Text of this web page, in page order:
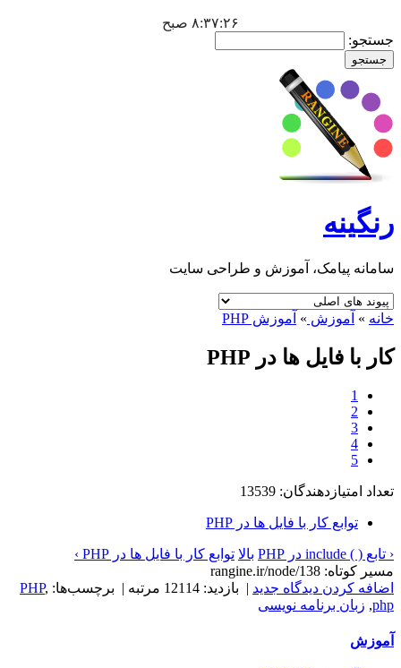
۸:۳۷:۲۷ صبح
جستجو:
رنگینه
سامانه پیامک، آموزش و طراحی سایت
خانه » آموزش » آموزش PHP
کار با فایل ها در PHP
1
2
3
4
5
تعداد امتیازدهندگان: 13539
توابع کار با فایل ها در PHP
‹ تابع ( ) include در PHP بالا توابع کار با فایل ها در PHP ›
مسیر کوتاه: rangine.ir/node/138
اضافه کردن دیدگاه جدید | بازدید: 12114 مرتبه | برچسب‌ها: PHP,
php
, زبان برنامه نویسی
آموزش